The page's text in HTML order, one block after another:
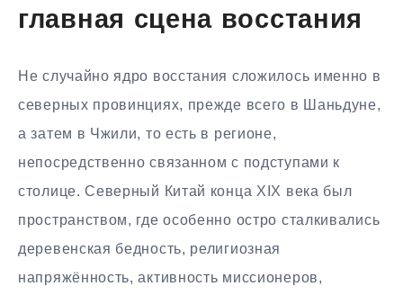
главная сцена восстания
Не случайно ядро восстания сложилось именно в
северных провинциях, прежде всего в Шаньдуне,
а затем в Чжили, то есть в регионе,
непосредственно связанном с подступами к
столице. Северный Китай конца XIX века был
пространством, где особенно остро сталкивались
деревенская бедность, религиозная
напряжённость, активность миссионеров,